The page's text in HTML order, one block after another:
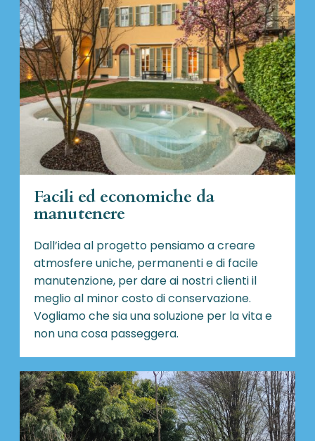
Facili ed economiche da
manutenere
Dall’idea al progetto pensiamo a creare
atmosfere uniche, permanenti e di facile
manutenzione, per dare ai nostri clienti il
meglio al minor costo di conservazione.
Vogliamo che sia una soluzione per la vita e
non una cosa passeggera.